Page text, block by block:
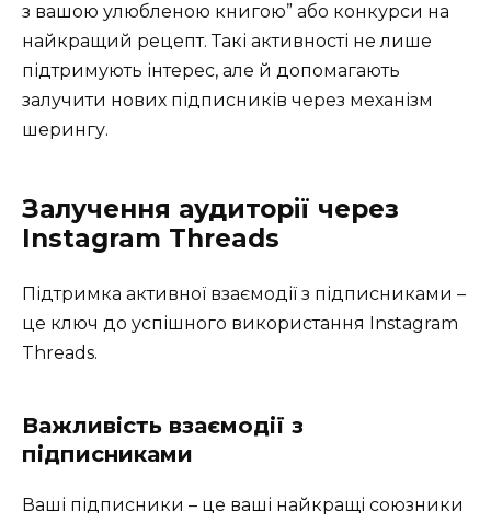
з вашою улюбленою книгою” або конкурси на
найкращий рецепт. Такі активності не лише
підтримують інтерес, але й допомагають
залучити нових підписників через механізм
шерингу.
Залучення аудиторії через
Instagram Threads
Підтримка активної взаємодії з підписниками –
це ключ до успішного використання Instagram
Threads.
Важливість взаємодії з
підписниками
Ваші підписники – це ваші найкращі союзники